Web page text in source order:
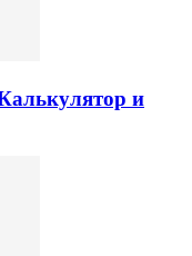
и